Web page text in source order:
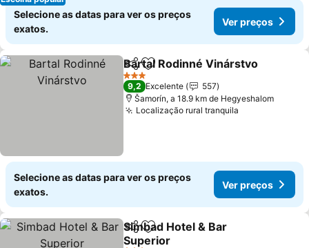
Selecione as datas para ver os preços
exatos.
Ver preços
PartilharAdicionar aos favoritos
Bartal Rodinné Vinárstvo
3 Estrelas
9,2 Excelente
557
Šamorín, a 18.9 km de Hegyeshalom
Localização rural tranquila
Selecione as datas para ver os preços
exatos.
Ver preços
PartilharAdicionar aos favoritos
Simbad Hotel & Bar
Superior